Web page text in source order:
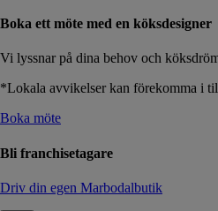
Boka ett möte med en köksdesigner
Vi lyssnar på dina behov och
*Lokala avvikelser kan förekomma i
Boka möte
Bli franchisetagare
Driv din egen Marbodalbutik